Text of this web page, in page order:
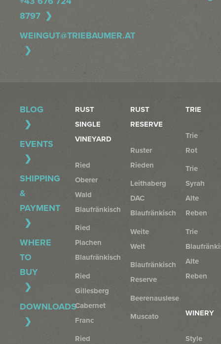
8797
WEINGUT@TRIEBAUMER.AT
BLOG
EVENTS
SHIPPING
&
PAYMENT
WHERE
TO
BUY
DOWNLOADS
RUST
SINGLE
VINEYARD
Ried
Oberer
Wald
Blaufränkisch
Ried
Plachen
Blaufränkisch
Ried
Gillesberg
Cabernet
Franc
Ried
RUST
RESERVE
Ruster
Rieden
Leithaberg
DAC
Blaufränkisch
Weite
Welt
Blaufränkisch
Reserve
Beerenauslese
Muscato
TRIE
Trie
Rot
Trie
Syrah
Alte
Reben
Trie
Alte
Reben
WINERY
Style